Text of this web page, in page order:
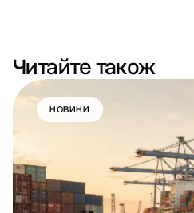
Читайте також
НОВИНИ